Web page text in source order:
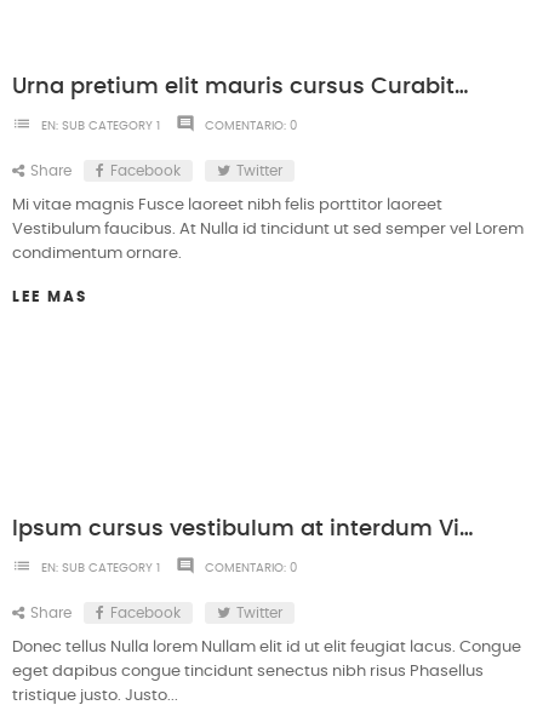
Urna pretium elit mauris cursus Curabitur at elit Vestibulum
Share Facebook Twitter
list EN: SUB CATEGORY 1 comment COMENTARIO: 0
Mi vitae magnis Fusce laoreet nibh felis porttitor laoreet
Vestibulum faucibus. At Nulla id tincidunt ut sed semper vel Lorem
condimentum ornare.
LEE MAS
Ipsum cursus vestibulum at interdum Vivamuset dolore magna aliqua.
Share Facebook Twitter
list EN: SUB CATEGORY 1 comment COMENTARIO: 0
Donec tellus Nulla lorem Nullam elit id ut elit feugiat lacus. Congue
eget dapibus congue tincidunt senectus nibh risus Phasellus
tristique justo. Justo...